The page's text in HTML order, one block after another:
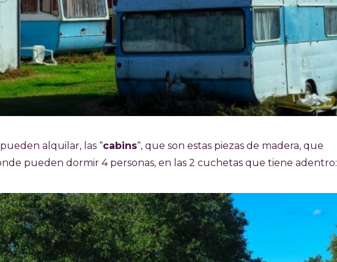
alquilar, las “cabins“, que son estas piezas de madera, que
pueden dormir 4 personas, en las 2 cuchetas que tiene adentro: